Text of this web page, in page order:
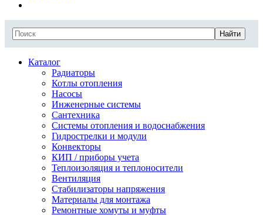
Найти
Каталог
Радиаторы
Котлы отопления
Насосы
Инженерные системы
Сантехника
Системы отопления и водоснабжения
Гидрострелки и модули
Конвекторы
КИП / приборы учета
Теплоизоляция и теплоносители
Вентиляция
Стабилизаторы напряжения
Материалы для монтажа
Ремонтные хомуты и муфты